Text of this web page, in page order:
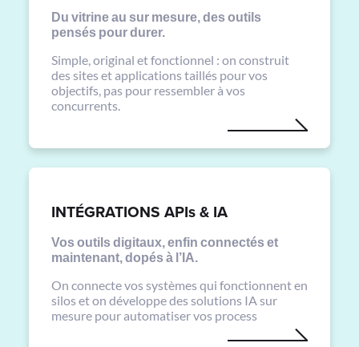
Du vitrine au sur mesure, des outils
pensés pour durer.
Simple, original et fonctionnel : on construit
des sites et applications taillés pour vos
objectifs, pas pour ressembler à vos
concurrents.
INTÉGRATIONS APIs & IA
Vos outils digitaux, enfin connectés et
maintenant, dopés à l’IA.
On connecte vos systèmes qui fonctionnent en
silos et on développe des solutions IA sur
mesure pour automatiser vos process